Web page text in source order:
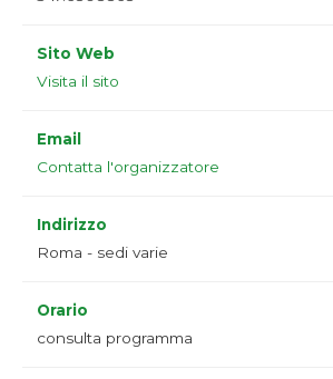
Sito Web
Visita il sito
Email
Contatta l'organizzatore
Indirizzo
Roma - sedi varie
Orario
consulta programma